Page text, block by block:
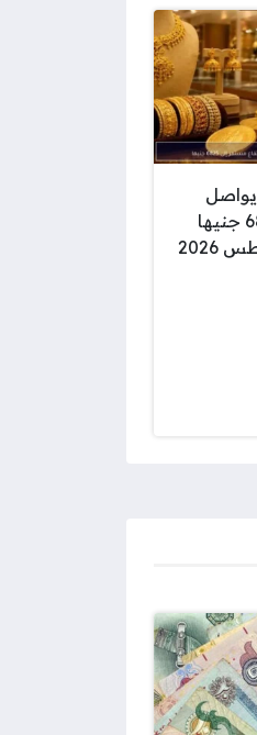
سعر الذهب عيار 24 يواصل
صعوده ويسجل 6825 جنيها